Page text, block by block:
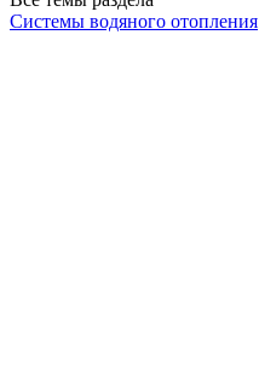
Системы водяного отопления